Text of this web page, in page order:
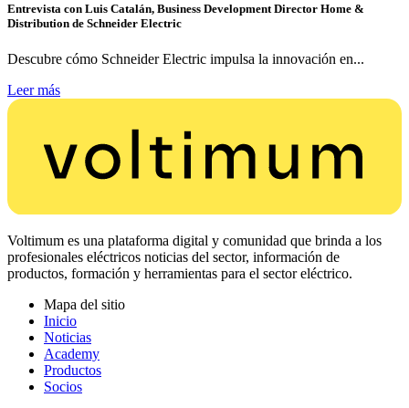
Entrevista con Luis Catalán, Business Development Director Home &
Distribution de Schneider Electric
Descubre cómo Schneider Electric impulsa la innovación en...
Leer más
Voltimum es una plataforma digital y comunidad que brinda a los
profesionales eléctricos noticias del sector, información de
productos, formación y herramientas para el sector eléctrico.
Mapa del sitio
Inicio
Noticias
Academy
Productos
Socios